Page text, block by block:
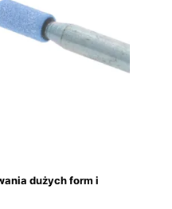
dużych form i